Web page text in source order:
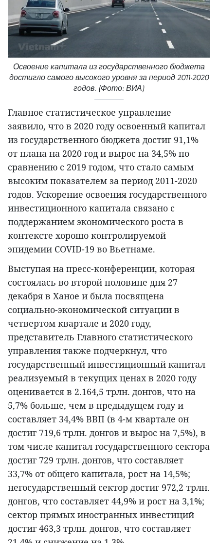
Освоение капитала из государственного бюджета
достигло самого высокого уровня за период 2011-2020
годов. (Фото: ВИА)
Главное статистическое управление
заявило, что в 2020 году освоенный капитал
из государственного бюджета достиг 91,1%
от плана на 2020 год и вырос на 34,5% по
сравнению с 2019 годом, что стало самым
высоким показателем за период 2011-2020
годов. Ускорение освоения государственного
инвестиционного капитала связано с
поддержанием экономического роста в
контексте хорошо контролируемой
эпидемии COVID-19 во Вьетнаме.
Выступая на пресс-конференции, которая
состоялась во второй половине дня 27
декабря в Ханое и была посвящена
социально-экономической ситуации в
четвертом квартале и 2020 году,
представитель Главного статистического
управления также подчеркнул, что
государственный инвестиционный капитал
реализуемый в текущих ценах в 2020 году
оценивается в 2.164,5 трлн. донгов, что на
5,7% больше, чем в предыдущем году и
составляет 34,4% ВВП (в 4-м квартале он
достиг 719,6 трлн. донгов и вырос на 7,5%), в
том числе капитал государственного сектора
достиг 729 трлн. донгов, что составляет
33,7% от общего капитала, рост на 14,5%;
негосударственный сектор достиг 972,2 трлн.
донгов, что составляет 44,9% и рост на 3,1%;
сектор прямых иностранных инвестиций
достиг 463,3 трлн. донгов, что составляет